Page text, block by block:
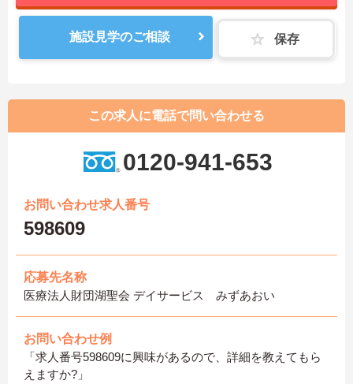
施設見学のご相談 保存
この求人に電話で問い合わせる
0120-941-653
お問い合わせ求人番号
598609
応募先名称
医療法人財団湖聖会 デイサービス みずあおい
お問い合わせ例
「求人番号598609に興味があるので、詳細を教えてもら
えますか?」